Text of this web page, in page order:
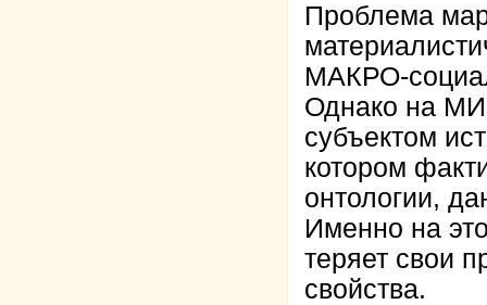
Проблема
МАКРО-
Однако на
субъектом
котором
онтологии,
Именно на
теряет свои
свойства.